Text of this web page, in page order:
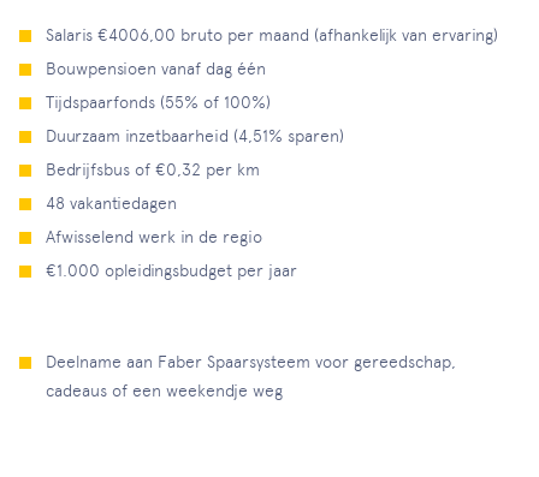
Salaris €4006,00 bruto per maand (afhankelijk van ervaring)
Bouwpensioen vanaf dag één
Tijdspaarfonds (55% of 100%)
Duurzaam inzetbaarheid (4,51% sparen)
Bedrijfsbus of €0,32 per km
48 vakantiedagen
Afwisselend werk in de regio
€1.000 opleidingsbudget per jaar
Deelname aan Faber Spaarsysteem voor gereedschap,
cadeaus of een weekendje weg